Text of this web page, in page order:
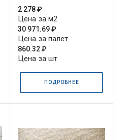
2 278 ₽
Цена за м2
30 971.69 ₽
Цена за палет
860.32 ₽
Цена за шт
ПОДРОБНЕЕ